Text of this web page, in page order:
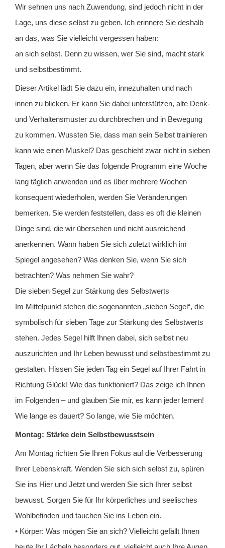
Wir sehnen uns nach Zuwendung, sind jedoch nicht in der
Lage, uns diese selbst zu geben. Ich erinnere Sie deshalb
an das, was Sie vielleicht vergessen haben:
an sich selbst. Denn zu wissen, wer Sie sind, macht stark
und selbstbestimmt.
Dieser Artikel lädt Sie dazu ein, innezuhalten und nach
innen zu blicken. Er kann Sie dabei unterstützen, alte Denk-
und Verhaltensmuster zu durchbrechen und in Bewegung
zu kommen. Wussten Sie, dass man sein Selbst trainieren
kann wie einen Muskel? Das geschieht zwar nicht in sieben
Tagen, aber wenn Sie das folgende Programm eine Woche
lang täglich anwenden und es über mehrere Wochen
konsequent wiederholen, werden Sie Veränderungen
bemerken. Sie werden feststellen, dass es oft die kleinen
Dinge sind, die wir übersehen und nicht ausreichend
anerkennen. Wann haben Sie sich zuletzt wirklich im
Spiegel angesehen? Was denken Sie, wenn Sie sich
betrachten? Was nehmen Sie wahr?
Die sieben Segel zur Stärkung des Selbstwerts
Im Mittelpunkt stehen die sogenannten „sieben Segel“, die
symbolisch für sieben Tage zur Stärkung des Selbstwerts
stehen. Jedes Segel hilft Ihnen dabei, sich selbst neu
auszurichten und Ihr Leben bewusst und selbstbestimmt zu
gestalten. Hissen Sie jeden Tag ein Segel auf Ihrer Fahrt in
Richtung Glück! Wie das funktioniert? Das zeige ich Ihnen
im Folgenden – und glauben Sie mir, es kann jeder lernen!
Wie lange es dauert? So lange, wie Sie möchten.
Montag: Stärke dein Selbstbewusstsein
Am Montag richten Sie Ihren Fokus auf die Verbesserung
Ihrer Lebenskraft. Wenden Sie sich sich selbst zu, spüren
Sie ins Hier und Jetzt und werden Sie sich Ihrer selbst
bewusst. Sorgen Sie für Ihr körperliches und seelisches
Wohlbefinden und tauchen Sie ins Leben ein.
• Körper: Was mögen Sie an sich? Vielleicht gefällt Ihnen